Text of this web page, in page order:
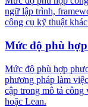
ngữ lập trình,
công cụ kỹ thuật
Mức độ phù
Mức độ phù hợp
phương pháp làm
cập trong mô tả
hoặc Lean.